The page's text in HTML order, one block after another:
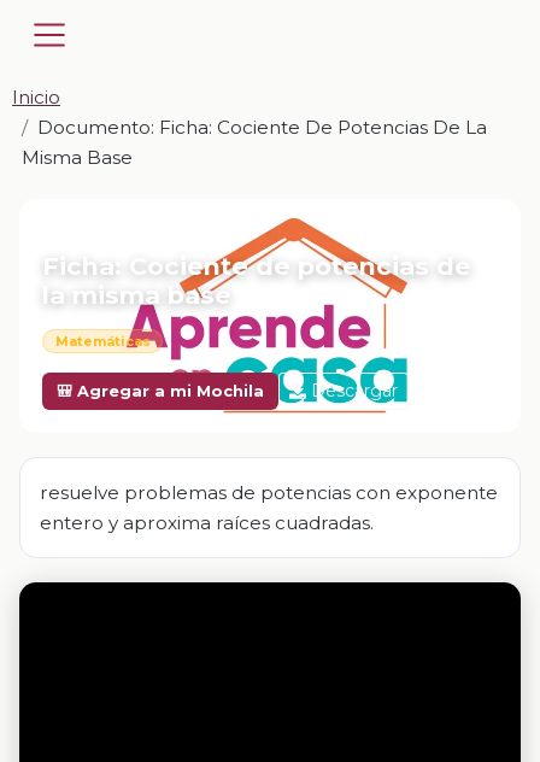
Inicio
Documento: Ficha: Cociente De Potencias De La
Misma Base
Ficha: Cociente de potencias de
la misma base
Matemáticas
🎒 Agregar a mi Mochila Descargar
resuelve problemas de potencias con exponente
entero y aproxima raíces cuadradas.